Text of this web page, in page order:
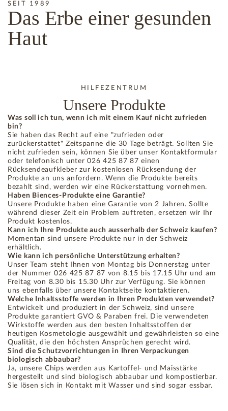
SEIT 1989
Das Erbe einer gesunden
Haut
HILFEZENTRUM
Unsere Produkte
Was soll ich tun, wenn ich mit einem Kauf nicht zufrieden
bin?
Sie haben das Recht auf eine "zufrieden oder
zurückerstattet" Zeitspanne die 30 Tage beträgt. Sollten Sie
nicht zufrieden sein, können Sie über unser Kontaktformular
oder telefonisch unter 026 425 87 87 einen
Rücksendeaufkleber zur kostenlosen Rücksendung der
Produkte an uns anfordern. Wenn die Produkte bereits
bezahlt sind, werden wir eine Rückerstattung vornehmen.
Haben Biences-Produkte eine Garantie?
Unsere Produkte haben eine Garantie von 2 Jahren. Sollte
während dieser Zeit ein Problem auftreten, ersetzen wir Ihr
Produkt kostenlos.
Kann ich Ihre Produkte auch ausserhalb der Schweiz kaufen?
Momentan sind unsere Produkte nur in der Schweiz
erhältlich.
Wie kann ich persönliche Unterstützung erhalten?
Unser Team steht Ihnen von Montag bis Donnerstag unter
der Nummer 026 425 87 87 von 8.15 bis 17.15 Uhr und am
Freitag von 8.30 bis 15.30 Uhr zur Verfügung. Sie können
uns ebenfalls über unsere Kontaktseite kontaktieren.
Welche Inhaltsstoffe werden in Ihren Produkten verwendet?
Entwickelt und produziert in der Schweiz, sind unsere
Produkte garantiert GVO & Paraben frei. Die verwendeten
Wirkstoffe werden aus den besten Inhaltsstoffen der
heutigen Kosmetologie ausgewählt und gewährleisten so eine
Qualität, die den höchsten Ansprüchen gerecht wird.
Sind die Schutzvorrichtungen in Ihren Verpackungen
biologisch abbaubar?
Ja, unsere Chips werden aus Kartoffel- und Maisstärke
hergestellt und sind biologisch abbaubar und kompostierbar.
Sie lösen sich in Kontakt mit Wasser und sind sogar essbar.